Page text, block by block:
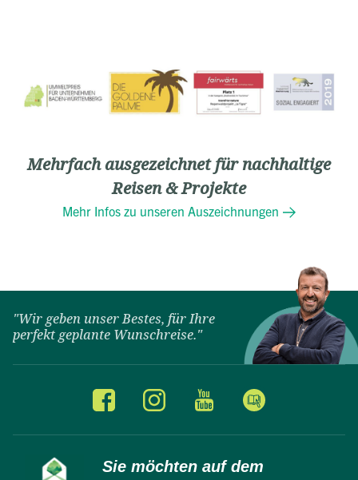
Mehrfach ausgezeichnet für nachhaltige
Reisen & Projekte
Mehr Infos zu unseren Auszeichnungen
"Wir geben unser Bestes, für Ihre
perfekt geplante Wunschreise."
Sie möchten auf dem